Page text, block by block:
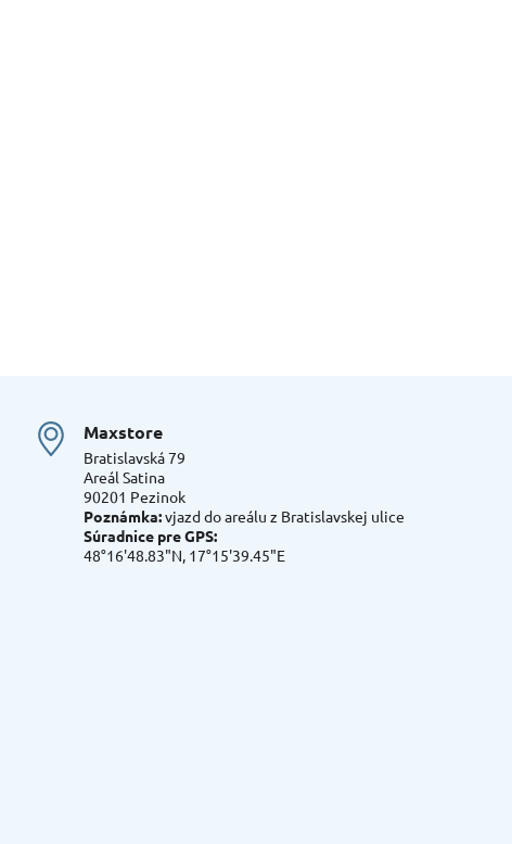
Maxstore
Bratislavská 79
Areál Satina
90201 Pezinok
Poznámka:vjazd do areálu z Bratislavskej ulice
Súradnice pre GPS:
48°16'48.83"N, 17°15'39.45"E